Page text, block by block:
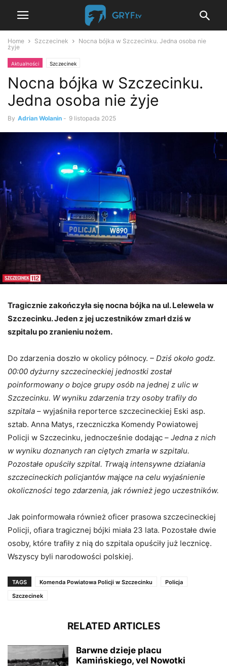
Home Szczecinek
Nocna bójka w Szczecinku. Jedna osoba nie
żyje
Aktualności Szczecinek
Nocna bójka w Szczecinku.
Jedna osoba nie żyje
By Adrian Wolanin - 9 listopada 2025
Tragicznie zakończyła się nocna bójka na ul. Lelewela w
Szczecinku. Jeden z jej uczestników zmarł dziś w
szpitalu po zranieniu nożem.
Do zdarzenia doszło w okolicy północy. – Dziś około godz.
00:00 dyżurny szczecineckiej jednostki został
poinformowany o bojce grupy osób na jednej z ulic w
Szczecinku. W wyniku zdarzenia trzy osoby trafily do
szpitala – wyjaśniła reporterce szczecineckiej Eski asp.
sztab. Anna Matys, rzeczniczka Komendy Powiatowej
Policji w Szczecinku, jednocześnie dodając – Jedna z nich
w wyniku doznanych ran ciętych zmarła w szpitalu.
Pozostałe opuściły szpital. Trwają intensywne działania
szczecineckich policjantów mające na celu wyjaśnienie
okoliczności tego zdarzenia, jak również jego uczestników.
Jak poinformowała również oficer prasowa szczecineckiej
Policji, ofiara tragicznej bójki miała 23 lata. Pozostałe dwie
osoby, które trafiły z nią do szpitala opuściły już lecznicę.
Wszyscy byli narodowości polskiej.
TAGS Komenda Powiatowa Policji w Szczecinku
Policja
Szczecinek
RELATED ARTICLES
Barwne dzieje placu
Kamińskiego, vel Nowotki